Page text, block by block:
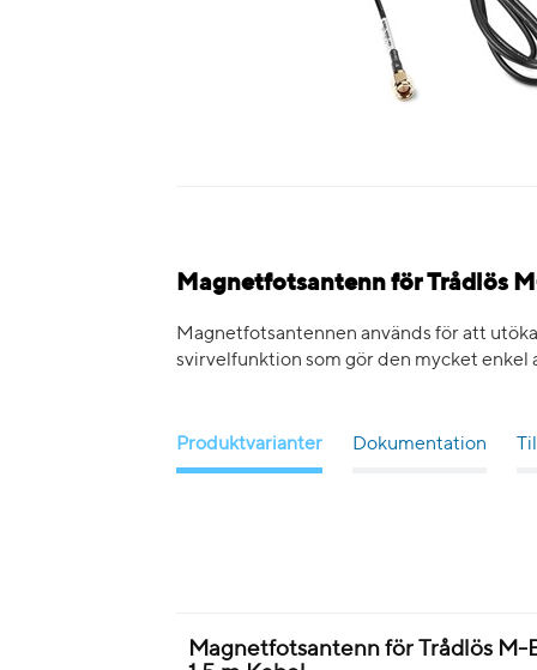
Magnetfotsantenn för Trådlös
Magnetfotsantennen används för att
svirvelfunktion som gör den mycket enkel
Produktvarianter Dokumentation
Magnetfotsantenn för Trådlös M-